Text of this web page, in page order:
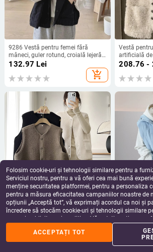
9286 Vestă pentru femei fără
mâneci, guler rotund, croială lejeră,
stil retro, buzunare
132.97 Lei
add_shopping_cart
Vestă
artificială
lungime
208.76 -
Vestă cardigan pentru femei,
decolteu în V, croială dreaptă,
toamnă-iarna 2024, poliester
225.81Lei
add_shopping_cart
Cardigan
amestec
din bumbac,
380.30
Folosim cookie-uri și tehnologii similare pentru a
Serviciul nostru, pentru a vă oferi cea mai bună
menține securitatea platformei, pentru a personaliza
pentru a măsura eficacitatea campaniilor noastre de
opțiunii „Acceptă tot”, vă exprimați acordul ca noi și
încredere să stocăm cookie-uri și tehnologii similare
scopuri publicitare și analitice. Vă puteți gestiona
făcând clic pe „Gestionează preferințele”. Pentru mai
rugăm să consultațiPolitica noastră de
ACCEPTAȚI TOT